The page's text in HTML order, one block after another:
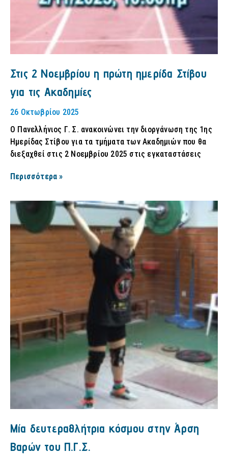
Στις 2 Νοεμβρίου η πρώτη ημερίδα Στίβου
για τις Ακαδημίες
26 Οκτωβρίου 2025
Ο Πανελλήνιος Γ. Σ. ανακοινώνει την διοργάνωση της 1ης
Ημερίδας Στίβου για τα τμήματα των Ακαδημιών που θα
διεξαχθεί στις 2 Νοεμβρίου 2025 στις εγκαταστάσεις
Περισσότερα »
Μία δευτεραθλήτρια κόσμου στην Άρση
Βαρών του Π.Γ.Σ.